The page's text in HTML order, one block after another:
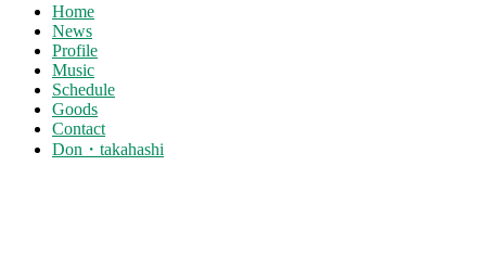
Home
News
Profile
Music
Schedule
Goods
Contact
Don・takahashi